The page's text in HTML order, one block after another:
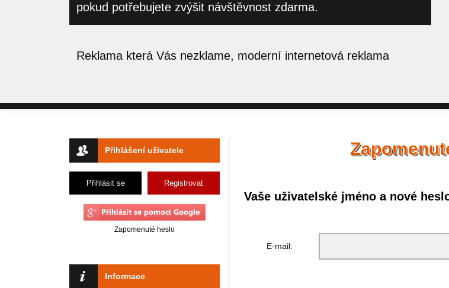
pokud potřebujete zvýšit návštěvnost zdarma.
Reklama která Vás nezklame, moderní internetová reklama
Přihlášení uživatele
Přihlásit se Registrovat
Zapomenuté heslo
Informace
Vaše uživatelské jméno a nové
E-mail: